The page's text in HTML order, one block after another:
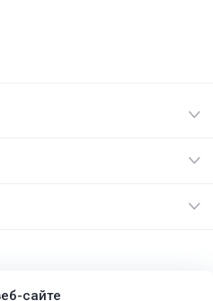
сайте